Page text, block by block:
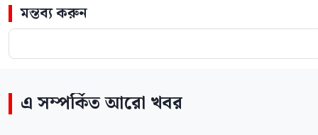
মন্তব্য করুন
এ সম্পর্কিত আরো খবর